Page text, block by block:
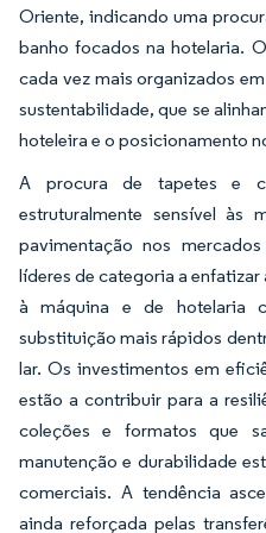
Oriente, indicando uma
banho focados na hotelaria.
cada vez mais organizados
sustentabilidade, que se
hoteleira e o posicionamento
A procura de tapetes e
estruturalmente sensível às
pavimentação nos
líderes de categoria a enfatizar
à máquina e de hotelaria
substituição mais rápidos
lar. Os investimentos em
estão a contribuir para a
coleções e formatos que
manutenção e durabilidade
comerciais. A tendência
ainda reforçada pelas